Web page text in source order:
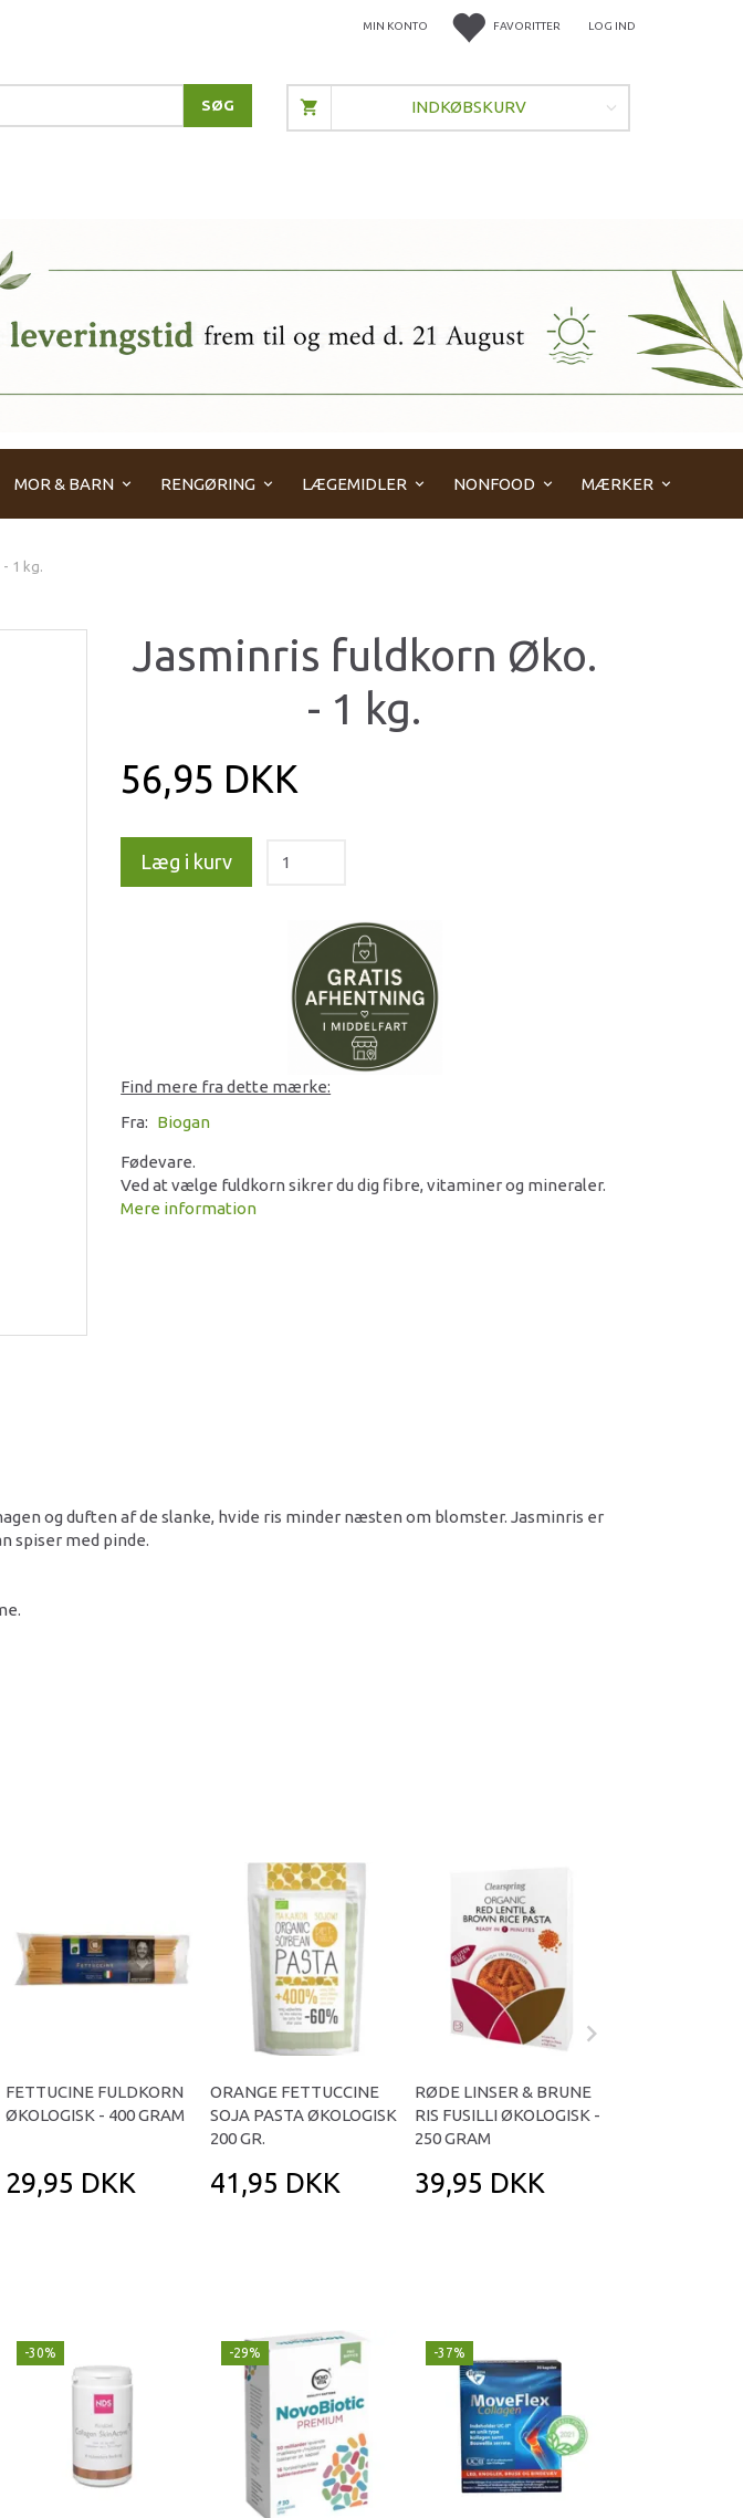
FAVORITTER LOG IND
MIN KONTO
SØG INDKØBSKURV
MOR & BARN RENGØRING LÆGEMIDLER NONFOOD MÆRKER
1 kg.
Jasminris fuldkorn Øko.
- 1 kg.
56,95 DKK
Læg i kurv
Find mere fra dette mærke:
Fra: Biogan
Fødevare.
Ved at vælge fuldkorn sikrer du dig fibre, vitaminer og mineraler.
Mere information
og duften af de slanke, hvide ris minder næsten om blomster. Jasminris er
spiser med pinde.
FETTUCINE FULDKORN
ØKOLOGISK - 400 GRAM
29,95 DKK
ORANGE FETTUCCINE
SOJA PASTA ØKOLOGISK
200 GR.
41,95 DKK
RØDE LINSER & BRUNE
RIS FUSILLI ØKOLOGISK -
250 GRAM
39,95 DKK
-30% -29% -37%